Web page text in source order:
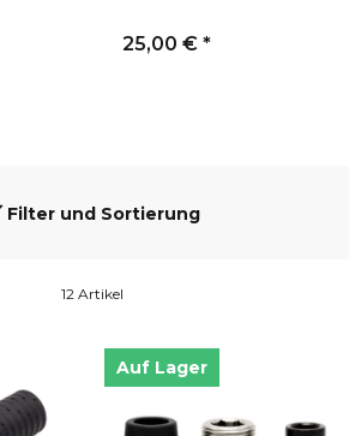
25,00 € *
Filter und Sortierung
12 Artikel
Auf Lager